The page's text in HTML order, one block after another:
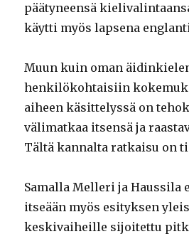
päätyneensä
käytti myös lapsena
Muun kuin oman
henkilökohtaisiin
aiheen käsittelyssä on
välimatkaa itsensä ja
Tältä kannalta ratkaisu on
Samalla Melleri ja Haussila
itseään myös esityksen
keskivaiheille sijoitettu